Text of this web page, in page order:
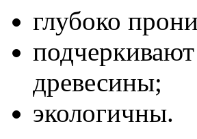
глубоко
древесины;
экологичны.